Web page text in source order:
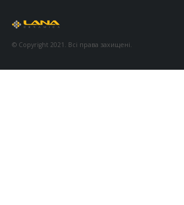
© Copyright 2021. Всі права захищені.